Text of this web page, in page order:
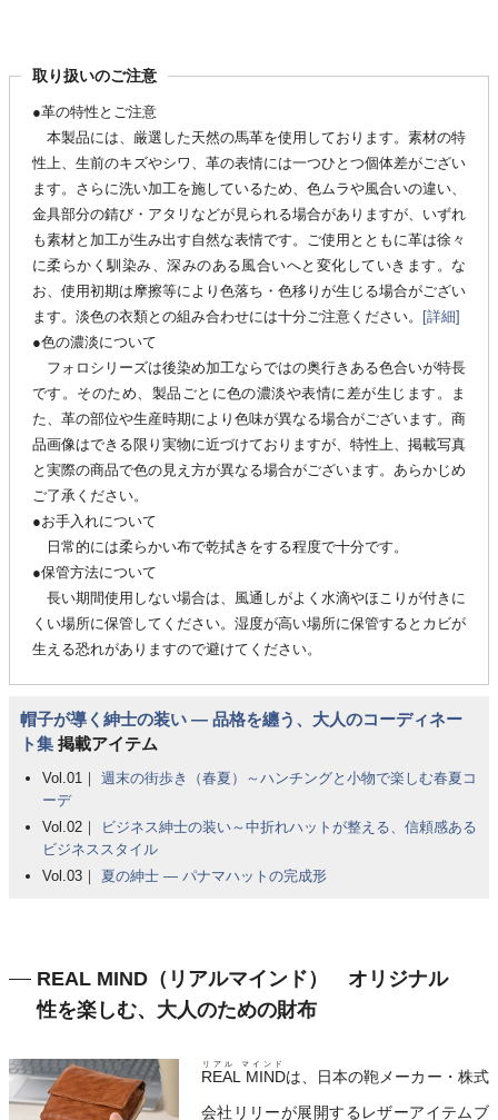
取り扱いのご注意
●革の特性とご注意
本製品には、厳選した天然の馬革を使用しております。素材の特
性上、生前のキズやシワ、革の表情には一つひとつ個体差がござい
ます。さらに洗い加工を施しているため、色ムラや風合いの違い、
金具部分の錆び・アタリなどが見られる場合がありますが、いずれ
も素材と加工が生み出す自然な表情です。ご使用とともに革は徐々
に柔らかく馴染み、深みのある風合いへと変化していきます。な
お、使用初期は摩擦等により色落ち・色移りが生じる場合がござい
ます。淡色の衣類との組み合わせには十分ご注意ください。 [詳細]
●色の濃淡について
フォロシリーズは後染め加工ならではの奥行きある色合いが特長
です。そのため、製品ごとに色の濃淡や表情に差が生じます。ま
た、革の部位や生産時期により色味が異なる場合がございます。商
品画像はできる限り実物に近づけておりますが、特性上、掲載写真
と実際の商品で色の見え方が異なる場合がございます。あらかじめ
ご了承ください。
●お手入れについて
日常的には柔らかい布で乾拭きをする程度で十分です。
●保管方法について
長い期間使用しない場合は、風通しがよく水滴やほこりが付きに
くい場所に保管してください。湿度が高い場所に保管するとカビが
生える恐れがありますので避けてください。
帽子が導く紳士の装い ― 品格を纏う、大人のコーディネー
ト集 掲載アイテム
Vol.01｜ 週末の街歩き（春夏）～ハンチングと小物で楽しむ春夏コ
ーデ
Vol.02｜
ビジネス紳士の装い～中折れハットが整える、信頼感ある
ビジネススタイル
Vol.03｜ 夏の紳士 ― パナマハットの完成形
REAL MIND（リアルマインド） オリジナル
性を楽しむ、大人のための財布
REAL MIND
リアル マインド
は、日本の鞄メーカー・株式
会社リリーが展開するレザーアイテムブ